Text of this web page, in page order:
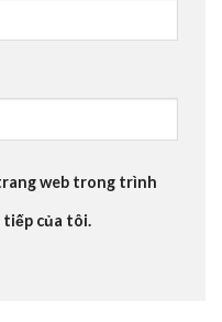
web trong trình
tiếp của tôi.